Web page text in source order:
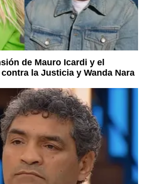
de Mauro Icardi y el
la Justicia y Wanda Nara